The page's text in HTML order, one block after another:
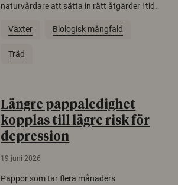
naturvårdare att sätta in rätt åtgärder i tid.
Växter Biologisk mångfald
Träd
Längre pappaledighet
kopplas till lägre risk för
depression
19 juni 2026
Pappor som tar flera månaders